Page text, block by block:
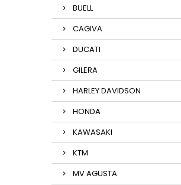
BUELL
CAGIVA
DUCATI
GILERA
HARLEY DAVIDSON
HONDA
KAWASAKI
KTM
MV AGUSTA